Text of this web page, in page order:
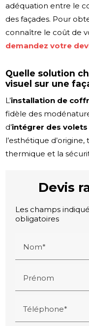
adéquation entre le
des façades. Pour
connaître le coût de
demandez votre
Quelle solution
visuel sur une
L’installation de
fidèle des
d’intégrer des
l’esthétique
thermique et la
Devis
Les champs
obligatoires
Nom*
Prénom
Téléphone*